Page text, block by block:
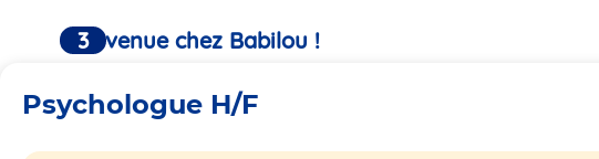
Bienvenue chez Babilou !
Psychologue H/F